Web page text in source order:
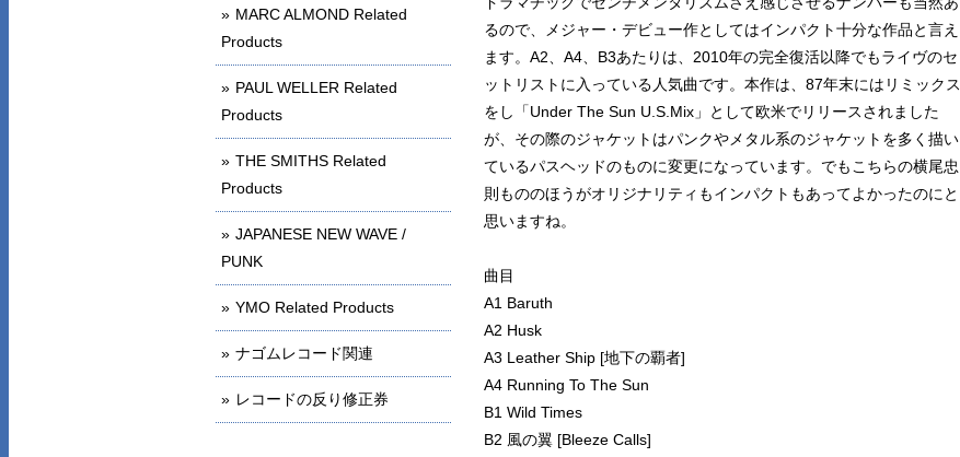
るので、メジャー・デビュー作としてはインパクト十分な作品と言え
ます。A2、A4、B3あたりは、2010年の完全復活以降でもライヴのセ
ットリストに入っている人気曲です。本作は、87年末にはリミックス
をし「Under The Sun U.S.Mix」として欧米でリリースされました
が、その際のジャケットはパンクやメタル系のジャケットを多く描い
ているパスヘッドのものに変更になっています。でもこちらの横尾忠
則もののほうがオリジナリティもインパクトもあってよかったのにと
思いますね。
曲目
A1 Baruth
A2 Husk
A3 Leather Ship [地下の覇者]
A4 Running To The Sun
B1 Wild Times
B2 風の翼 [Bleeze Calls]
MARC ALMOND Related
Products
PAUL WELLER Related
Products
THE SMITHS Related
Products
JAPANESE NEW WAVE /
PUNK
YMO Related Products
ナゴムレコード関連
レコードの反り修正券